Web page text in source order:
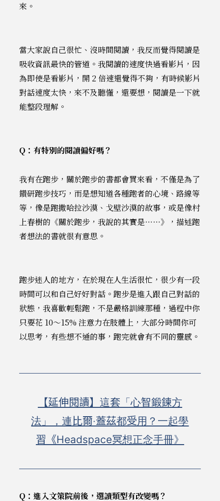
來。
當大家說自己很忙、沒時間閱讀，我反而覺得閱讀是
吸收資訊最快的管道。我閱讀的速度快過看影片，因
為即使是看影片，開 2 倍速還覺得不夠，有時候影片
對話速度太快，來不及聽懂，還要想，閱讀是一下就
能整段理解。
Q：有特別的閱讀偏好嗎？
我有在跑步，關於跑步的書都會買來看，不僅是為了
鑽研跑步技巧，而是想知道各種跑者的心境、路線等
等，像是跑撒哈拉沙漠、戈壁沙漠的故事，或是像村
上春樹的《關於跑步，我說的其實是⋯⋯》，描述跑
者想法的書就很有意思。
跑步迷人的地方，在於現在人生活很忙，很少有一段
時間可以和自己好好對話。跑步是進入跟自己對話的
狀態，我喜歡輕鬆跑，不是嚴格訓練那種，過程中你
只要花 10～15% 注意力在肢體上，大部分時間你可
以思考，有些想不通的事，跑完就會有不同的靈感。
【延伸閱讀】這套「心智鍛鍊方
法」，連比爾‧蓋茲都受用？一起學
習《Headspace冥想正念手冊》
Q：進入文策院前後，選讀類型有改變嗎？